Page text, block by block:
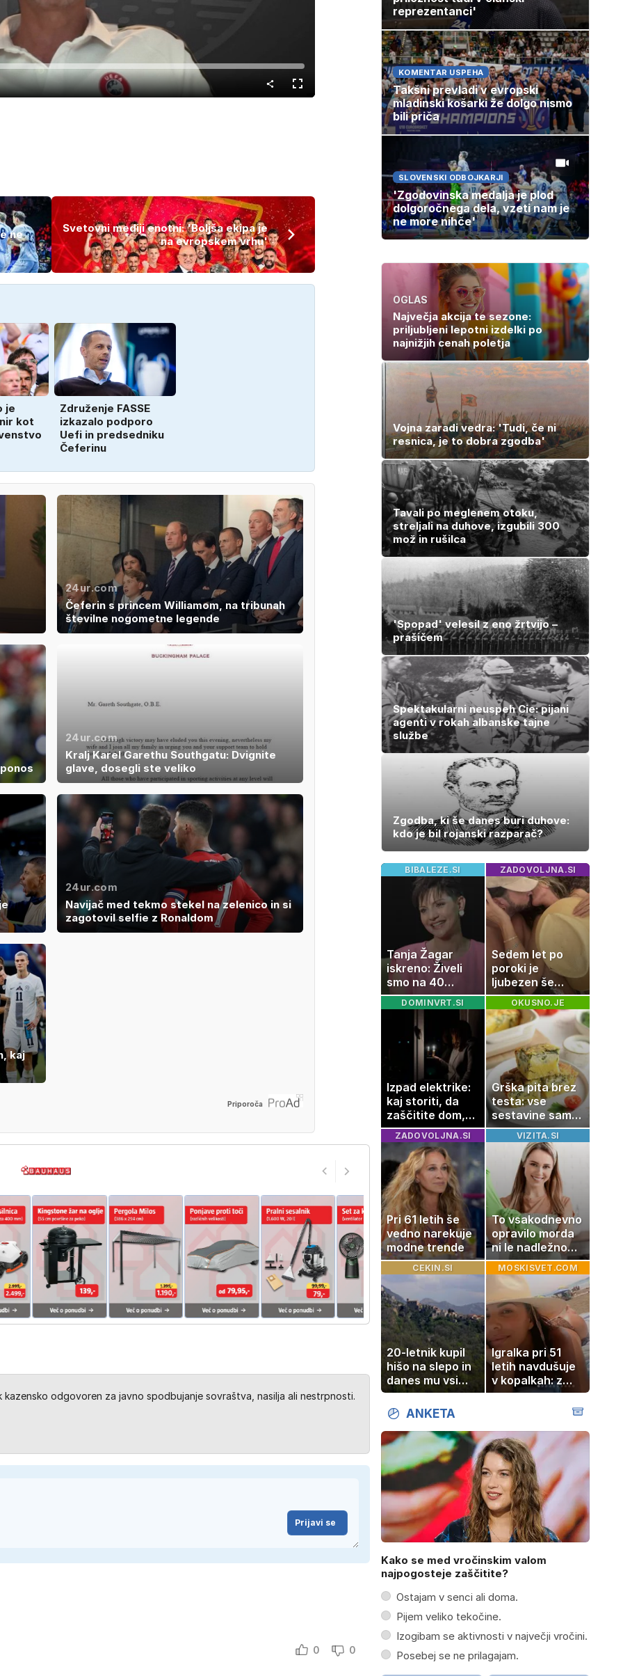
Celozaslonski
način
ne
Svetovni mediji enotni: 'Boljša ekipa je
na evropskem vrhu'
je
kot
Združenje FASSE
izkazalo podporo
Uefi in predsedniku
Čeferinu
24ur.com
Čeferin s princem Williamom, na tribunah
številne nogometne legende
24ur.com
Kralj Karel Garethu Southgatu: Dvignite
glave, dosegli ste veliko
24ur.com
Navijač med tekmo stekel na zelenico in si
zagotovil selfie z Ronaldom
kaj
Priporoča
kazensko odgovoren za javno spodbujanje sovraštva, nasilja ali nestrpnosti.
Prijavi se
0 0
reprezentanci'
KOMENTAR USPEHA
Takšni prevladi v evropski
mladinski košarki že dolgo nismo
bili priča
SLOVENSKI ODBOJKARJI
'Zgodovinska medalja je plod
dolgoročnega dela, vzeti nam je
ne more nihče'
OGLAS
Največja akcija te sezone:
priljubljeni lepotni izdelki po
najnižjih cenah poletja
Vojna zaradi vedra: 'Tudi, če ni
resnica, je to dobra zgodba'
Tavali po meglenem otoku,
streljali na duhove, izgubili 300
mož in rušilca
'Spopad' velesil z eno žrtvijo –
prašičem
Spektakularni neuspeh Cie: pijani
agenti v rokah albanske tajne
službe
Zgodba, ki še danes buri duhove:
kdo je bil rojanski razparač?
BIBALEZE.SI
Tanja Žagar
iskreno: Živeli
smo na 40
kvadratih, a
imela sem vse,
kar otrok
potrebuje
ZADOVOLJNA.SI
Sedem let po
poroki je
ljubezen še
vedno enako
močna
DOMINVRT.SI
Izpad elektrike:
kaj storiti, da
zaščitite dom,
hrano in
elektronske
naprave
OKUSNO.JE
Grška pita brez
testa: vse
sestavine samo
zmešate in
pečica opravi
ostalo
ZADOVOLJNA.SI
Pri 61 letih še
vedno narekuje
modne trende
VIZITA.SI
To vsakodnevno
opravilo morda
ni le nadležno
delo, pomaga
lahko tudi
vašemu srcu
CEKIN.SI
20-letnik kupil
hišo na slepo in
danes mu vsi
zavidajo
MOSKISVET.COM
Igralka pri 51
letih navdušuje
v kopalkah: z
možem uživa v
ANKETA
Kako se med vročinskim valom
najpogosteje zaščitite?
Ostajam v senci ali doma.
Pijem veliko tekočine.
Izogibam se aktivnosti v največji vročini.
Posebej se ne prilagajam.